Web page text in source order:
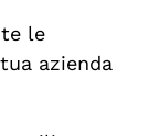
le
azienda